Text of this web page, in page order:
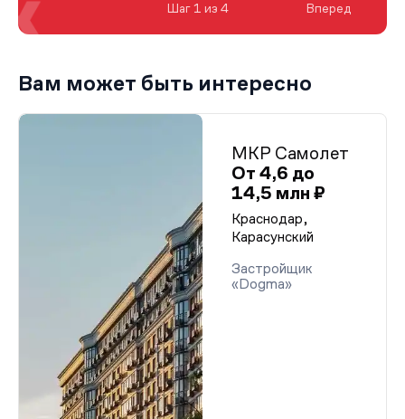
Шаг 1 из 4 Вперед
Вам может быть интересно
МКР Самолет
От 4,6 до
14,5 млн ₽
Краснодар,
Карасунский
Застройщик
«Dogma»